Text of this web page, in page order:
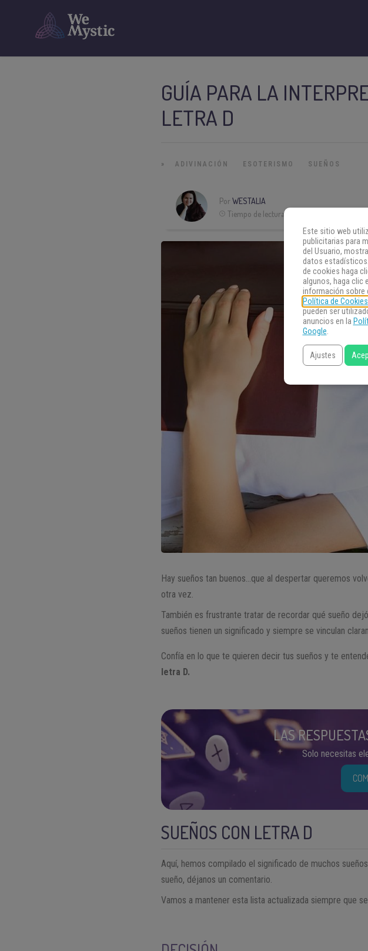
GUÍA PARA LA
LETRA D
» ADIVINACIÓN ESOTERISMO SUEÑOS
Por WESTALIA
Tiempo de lectura:
Hay sueños tan buenos…que al despertar queremos
otra vez.
También es frustrante tratar de recordar qué sueño
sueños tienen un significado y siempre se vinculan
Confía en lo que te quieren decir tus sueños y te
letra D.
LAS
Solo necesitas
SUEÑOS CON LETRA D
Aquí, hemos compilado el significado de muchos
sueño, déjanos un comentario.
Vamos a mantener esta lista actualizada siempre que
Este sitio web
publicitarias para
del Usuario,
datos
de cookies haga
algunos, haga clic
información sobre
Política de
pueden ser
anuncios en la
Google.
Ajustes